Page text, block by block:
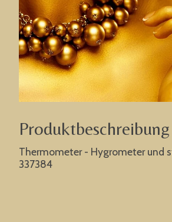
Produktbeschreibung
Thermometer - Hygrometer und
337384